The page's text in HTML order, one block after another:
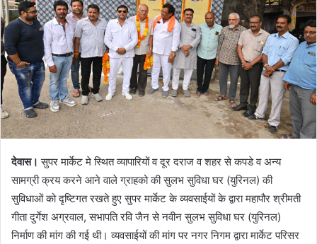
देवास। सुपर मार्केट मे स्थित व्यापारियों व दूर दराज व शहर से कपडे व अन्य
सामग्री क्रय करने आने वाले ग्राहको की सुलभ सुविधा घर (युरिनल) की
सुविधाओं को दृष्टिगत रखते हुए सुपर मार्केट के व्यवसाईयों के द्वारा महापौर श्रीमती
गीता दुर्गेश अग्रवाल, सभापति रवि जैन से नवीन सुलभ सुविधा घर (युरिनल)
निर्माण की मांग की गई थी। व्यवसाईयों की मांग पर नगर निगम द्वारा मार्केट परिसर